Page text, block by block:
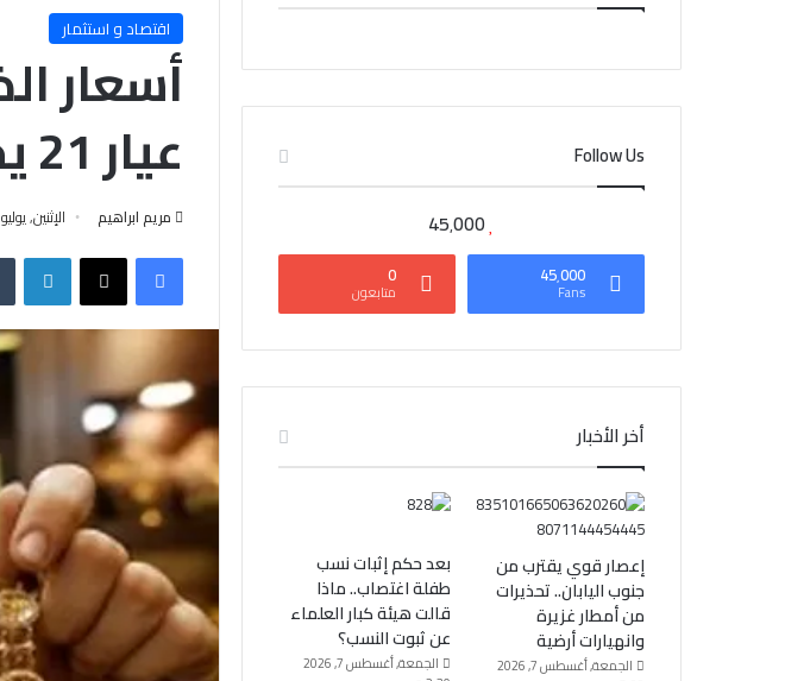
اقتصاد و استثمار
عيار 21 يحافظ على مستواه
مريم ابراهيم الإثنين, يوليو 6, 2026 11:50 ص
فيسبوك لينكدإن
Follow Us
45٬000
45٬000
Fans
0
متابعون
أخر الأخبار
إعصار قوي يقترب من
جنوب اليابان.. تحذيرات
من أمطار غزيرة
وانهيارات أرضية
الجمعة, أغسطس 7, 2026
بعد حكم إثبات نسب
طفلة اغتصاب.. ماذا
قالت هيئة كبار العلماء
عن ثبوت النسب؟
الجمعة, أغسطس 7, 2026